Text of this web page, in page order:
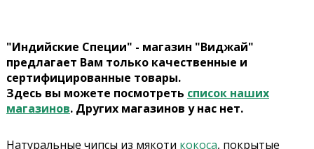
"Индийские Специи" - магазин "Виджай"
предлагает Вам только качественные и
сертифицированные товары.
Здесь вы можете посмотреть список наших
магазинов. Других магазинов у нас нет.
Натуральные чипсы из мякоти кокоса, покрытые